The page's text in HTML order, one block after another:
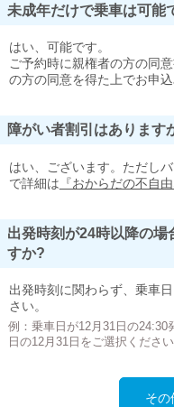
未成年だけで乗車は可能
はい、可能です。
ご予約時に親権者の方の同
の方の同意を得た上でお申込
障がい者割引はあります
はい、ございます。ただし
で詳細は 『おからだの不自由
出発時刻が24時以降の
すか?
出発時刻に関わらず、乗車
さい。
例：乗車日が12月31日の24:30
日の12月31日をご選択ください
その